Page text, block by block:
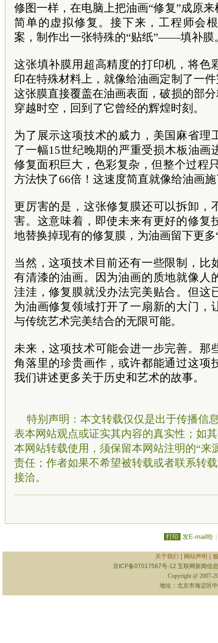
修图一样，在电脑上把油画“修复”成原
简单的虚拟修复。接下来，工程师会
案，制作出一张特殊的“贴纸”——填补膜
这张填补膜用超高精度的打印机，将色
印在特殊材料上，就像给油画定制了一
这张膜直接覆盖在油画表面，破损的部
穿越时空，回到了它曾经的辉煌时刻。
为了展示这项技术的威力，美国麻省理
了一幅15世纪晚期的严重受损木板油画
修复面积巨大，色彩复杂，但整个过程
方法快了66倍！这速度简直就像给油画
更厉害的是，这张修复膜还可以拆卸，
害。这意味着，即使未来有更好的修复
地替换掉现有的修复膜，为油画留下更多
当然，这项技术目前还有一些限制，比
有清漆的油画。因为油画的质地就像人
洼洼，修复膜就没办法完美贴合。但这
为油画修复领域打开了一扇新的大门，
与传统艺术完美结合的无限可能。
未来，这项技术可能会进一步完善。那
角落里的珍贵画作，或许都能通过这项
我们讲述更多关于历史和艺术的故事。
特别声明：本文转载仅仅是出于传播信
表本网站观点或证实其内容的真实性；如
本网站转载使用，须保留本网站注明的“来
责任；作者如果不希望被转载或者联系转
接洽。
打印 发E-mail给
关于我们 网站声明
京ICP备07017567号-12 互联网新闻信
Copyright @ 2007-
地址：北京市海淀区